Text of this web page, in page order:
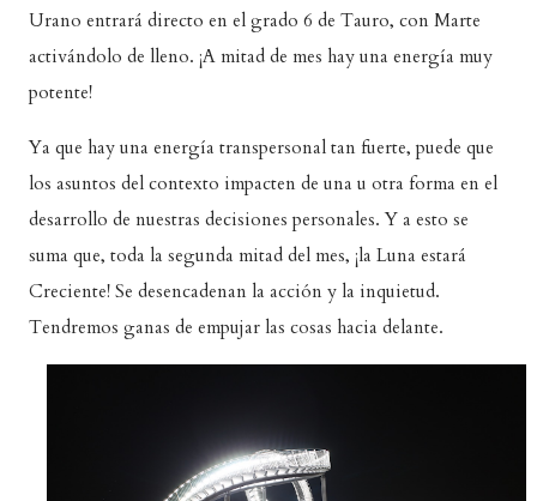
Urano entrará directo en el grado 6 de Tauro, con Marte
activándolo de lleno. ¡A mitad de mes hay una energía muy
potente!
Ya que hay una energía transpersonal tan fuerte, puede que
los asuntos del contexto impacten de una u otra forma en el
desarrollo de nuestras decisiones personales. Y a esto se
suma que, toda la segunda mitad del mes, ¡la Luna estará
Creciente! Se desencadenan la acción y la inquietud.
Tendremos ganas de empujar las cosas hacia delante.